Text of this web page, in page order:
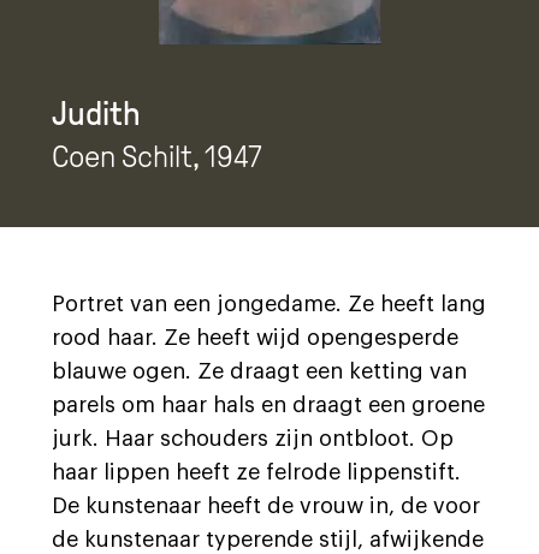
Judith
Coen Schilt, 1947
Portret van een jongedame. Ze heeft lang
rood haar. Ze heeft wijd opengesperde
blauwe ogen. Ze draagt een ketting van
parels om haar hals en draagt een groene
jurk. Haar schouders zijn ontbloot. Op
haar lippen heeft ze felrode lippenstift.
De kunstenaar heeft de vrouw in, de voor
de kunstenaar typerende stijl, afwijkende